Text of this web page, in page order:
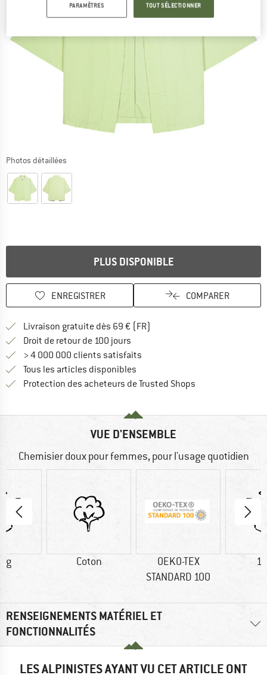
Photos détaillées
PLUS DISPONIBLE
ENREGISTRER COMPARER
Livraison gratuite dès 69 € (FR)
Droit de retour de 100 jours
> 4 000 000 clients satisfaits
Tous les articles disponibles
Protection des acheteurs de Trusted Shops
VUE D'ENSEMBLE
Chemisier doux pour femmes, pour l'usage quotidien
g Coton
OEKO-TEX
STANDARD 100
RENSEIGNEMENTS MATÉRIEL ET
FONCTIONNALITÉS
LES ALPINISTES AYANT VU CET ARTICLE ONT
PARAMÈTRES TOUT SÉLECTIONNER